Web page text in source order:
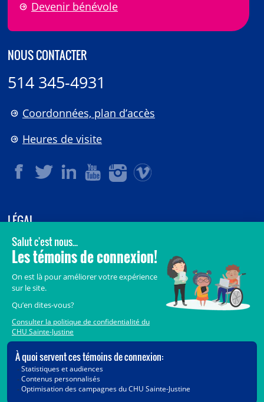
Devenir bénévole
NOUS CONTACTER
514 345-4931
Coordonnées, plan d’accès
Heures de visite
LÉGAL
© 2006-2026CHU Sainte-Justine.
Tous droits réservés.
Crédits
Accès aux documents des organismes publics